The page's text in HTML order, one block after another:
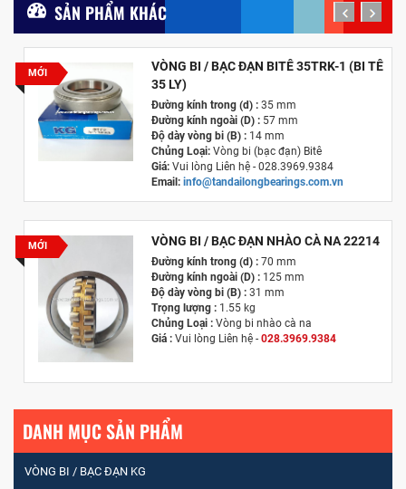
SẢN PHẨM KHÁC
MỚI
VÒNG BI / BẠC ĐẠN BITÊ 35TRK-1 (BI TÊ
35 LY)
Đường kính trong (d) :35 mm
Đường kính ngoài (D) :57 mm
Độ dày vòng bi (B) :14 mm
Chủng Loại: Vòng bi (bạc đạn) Bitê
Giá:Vui lòng Liên hệ - 028.3969.9384
Email: info@tandailongbearings.com.vn
MỚI VÒNG BI / BẠC ĐẠN NHÀO CÀ NA 22214
Đường kính trong (d) :70 mm
Đường kính ngoài (D) :125 mm
Độ dày vòng bi (B) :31 mm
Trọng lượng : 1.55 kg
Chủng Loại : Vòng bi nhào cà na
Giá :Vui lòng Liên hệ - 028.3969.9384
prev next
DANH MỤC SẢN PHẨM
VÒNG BI / BẠC ĐẠN KG